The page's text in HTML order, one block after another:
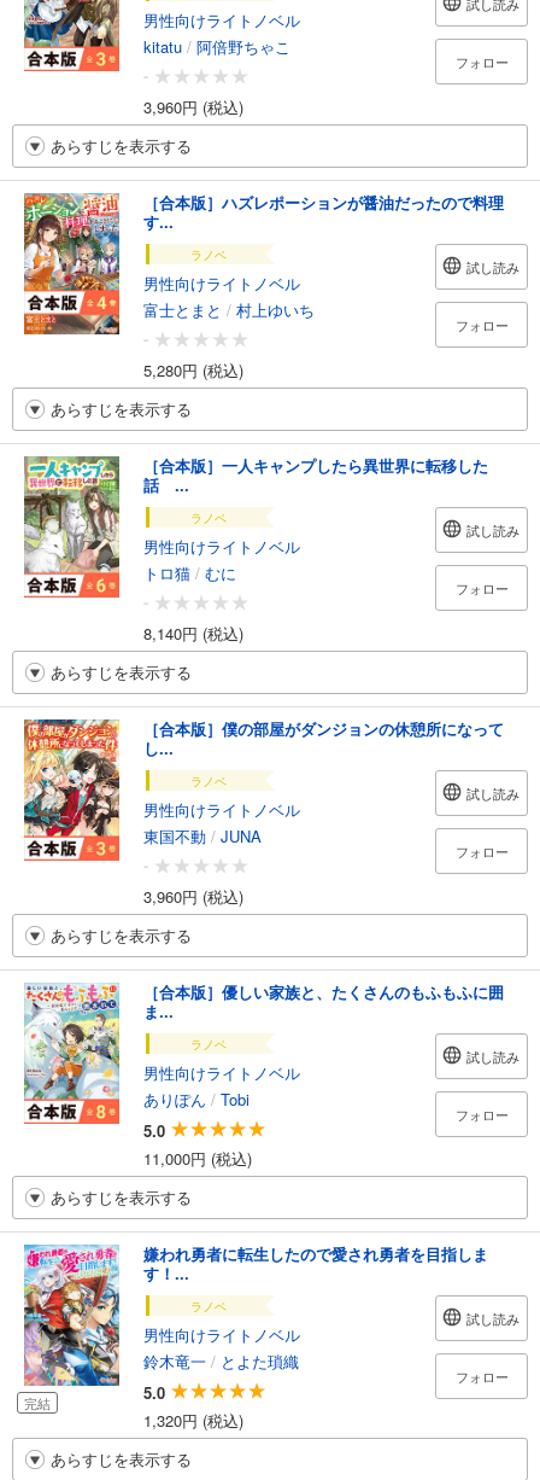
男性向けライトノベル
kitatu / 阿倍野ちゃこ
-
3,960円 (税込)
フォロー
あらすじを表示する
［合本版］ハズレポーションが醤油だったので料理
す...
ラノベ
男性向けライトノベル
富士とまと / 村上ゆいち
-
5,280円 (税込)
試し読み
フォロー
あらすじを表示する
［合本版］一人キャンプしたら異世界に転移した
話 ...
ラノベ
男性向けライトノベル
トロ猫 / むに
-
8,140円 (税込)
試し読み
フォロー
あらすじを表示する
［合本版］僕の部屋がダンジョンの休憩所になって
し...
ラノベ
男性向けライトノベル
東国不動 / JUNA
-
3,960円 (税込)
試し読み
フォロー
あらすじを表示する
［合本版］優しい家族と、たくさんのもふもふに囲
ま...
ラノベ
男性向けライトノベル
ありぽん / Tobi
5.0
11,000円 (税込)
試し読み
フォロー
あらすじを表示する
完結
嫌われ勇者に転生したので愛され勇者を目指しま
す！...
ラノベ
男性向けライトノベル
鈴木竜一 / とよた瑣織
5.0
1,320円 (税込)
試し読み
フォロー
あらすじを表示する